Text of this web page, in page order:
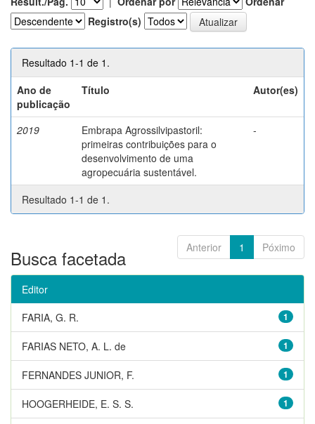
Registro(s)
Resultado 1-1 de 1.
Ano de
publicação
Título Autor(es)
2019
Embrapa Agrossilvipastoril:
primeiras contribuições para o
desenvolvimento de uma
agropecuária sustentável.
-
Resultado 1-1 de 1.
Anterior 1 Póximo
Busca facetada
Editor
1
FARIA, G. R.
1
FARIAS NETO, A. L. de
1
FERNANDES JUNIOR, F.
1
HOOGERHEIDE, E. S. S.